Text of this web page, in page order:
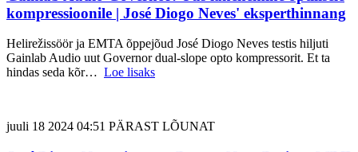
kompressioonile | José Diogo Neves' eksperthinnang
Helirežissöör ja EMTA õppejõud José Diogo Neves testis hiljuti
Gainlab Audio uut Governor dual-slope opto kompressorit. Et ta
hindas seda kõr… Loe lisaks
juuli 18 2024 04:51 PÄRAST LÕUNAT